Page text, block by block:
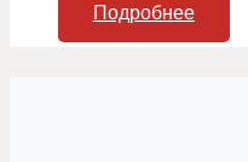
Подробнее